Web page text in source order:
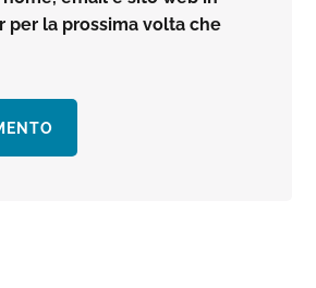
per la prossima volta che